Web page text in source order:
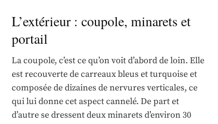
L’extérieur : coupole, minarets et
portail
La coupole, c’est ce qu’on voit d’abord de loin. Elle
est recouverte de carreaux bleus et turquoise et
composée de dizaines de nervures verticales, ce
qui lui donne cet aspect cannelé. De part et
d’autre se dressent deux minarets d’environ 30